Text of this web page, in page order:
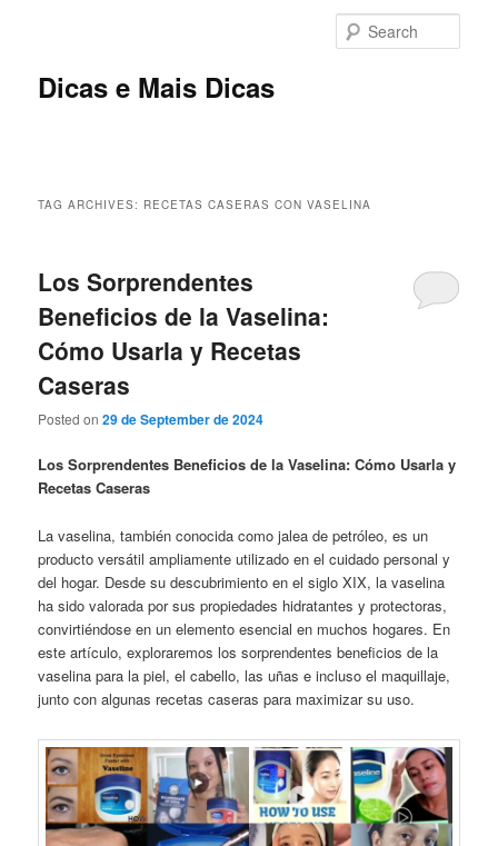
Dicas e Mais Dicas
TAG ARCHIVES: RECETAS CASERAS CON VASELINA
Los Sorprendentes
Beneficios de la Vaselina:
Cómo Usarla y Recetas
Caseras
Posted on29 de September de 2024
Los Sorprendentes Beneficios de la Vaselina: Cómo Usarla y
Recetas Caseras
La vaselina, también conocida como jalea de petróleo, es un
producto versátil ampliamente utilizado en el cuidado personal y
del hogar. Desde su descubrimiento en el siglo XIX, la vaselina
ha sido valorada por sus propiedades hidratantes y protectoras,
convirtiéndose en un elemento esencial en muchos hogares. En
este artículo, exploraremos los sorprendentes beneficios de la
vaselina para la piel, el cabello, las uñas e incluso el maquillaje,
junto con algunas recetas caseras para maximizar su uso.